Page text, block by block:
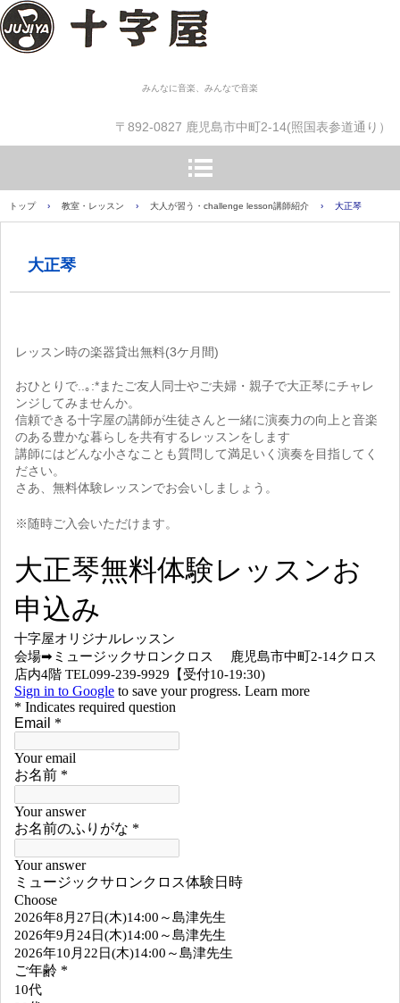
みんなに音楽、みんなで音楽
〒892-0827 鹿児島市中町2-14(照国表参道通り）
トップ › 教室・レッスン › 大人が習う・challenge lesson講師紹介 › 大正琴
大正琴
レッスン時の楽器貸出無料(3ケ月間)
おひとりで..｡:*またご友人同士やご夫婦・親子で大正琴にチャレ
ンジしてみませんか。
信頼できる十字屋の講師が生徒さんと一緒に演奏力の向上と音楽
のある豊かな暮らしを共有するレッスンをします
講師にはどんな小さなことも質問して満足いく演奏を目指してく
ださい。
さあ、無料体験レッスンでお会いしましょう。
※随時ご入会いただけます。